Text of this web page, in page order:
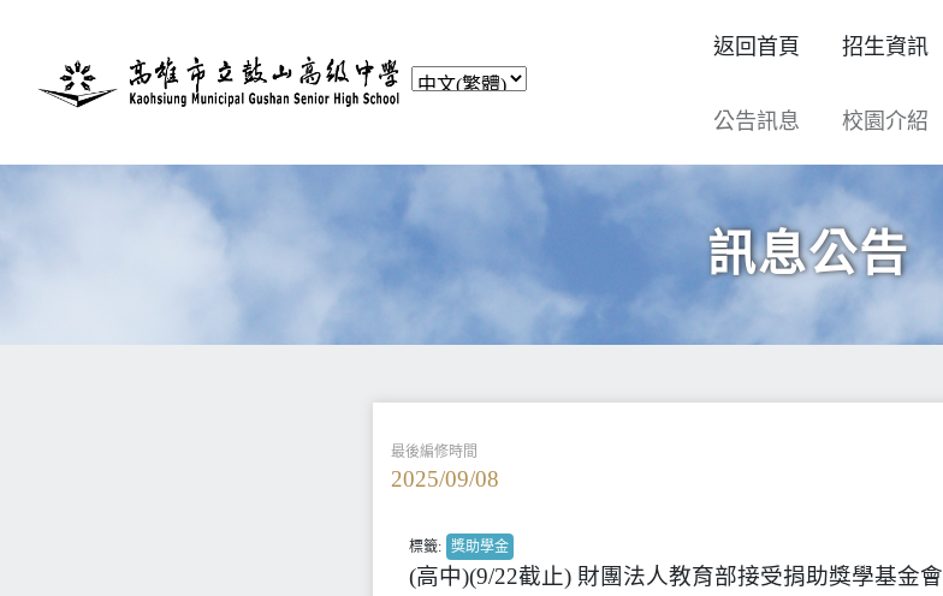
返回首頁 招生資訊
公告訊息 校園介紹
訊息公告
最後編修時間
2025/09/08
標籤: 獎助學金
(高中)(9/22截止) 財團法人教育部接受捐助獎學基金會